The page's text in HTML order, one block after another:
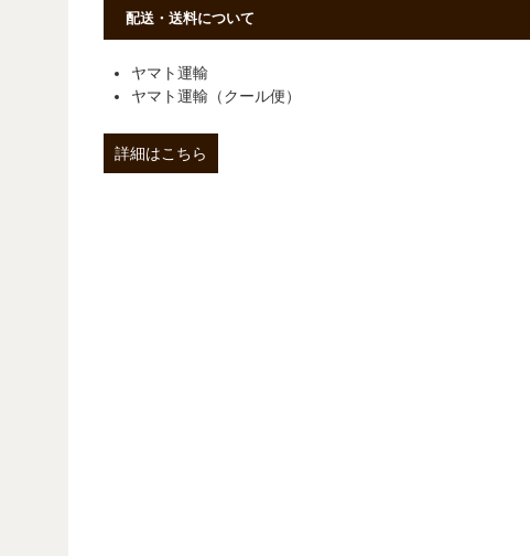
配送・送料について
ヤマト運輸
ヤマト運輸（クール便）
詳細はこちら